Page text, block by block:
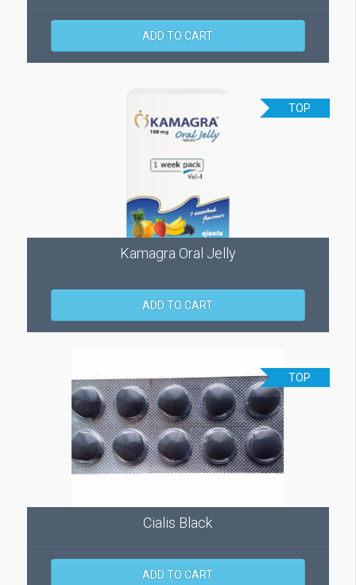
ADD TO CART
TOP
Kamagra Oral Jelly
ADD TO CART
TOP
Cialis Black
ADD TO CART